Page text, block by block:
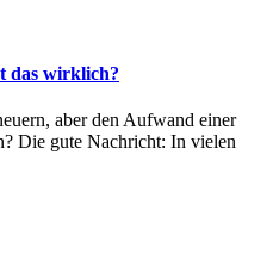
das wirklich?
aber den Aufwand einer
Die gute Nachricht: In vielen